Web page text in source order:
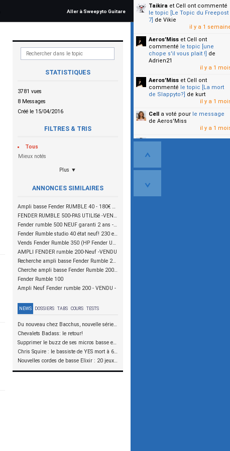
Aller à Sweepyto Guitare
STATISTIQUES
3781 vues
8 Messages
Créé le 15/04/2016
FILTRES & TRIS
Tous
Mieux notés
Plus ▼
ANNONCES SIMILAIRES
Ampli basse Fender RUMBLE 40 - 180€ VENDU
FENDER RUMBLE 500-PAS UTILISé -VENDU -
Fender rumble 500 NEUF garanti 2 ans --VENDU
Fender Rumble studio 40 état neuf! 230 euros
Vends Fender Rumble 350 (HP Fender US) - [Rare]
AMPLI FENDER rumble 200-Neuf -VENDU
Recherche ampli basse Fender Rumble 200 ou 500
Cherche ampli basse Fender Rumble 200 ou 500
Fender Rumble 100
Ampli Neuf Fender rumble 200 - VENDU -
NEWS DOSSIERS TABS COURS TESTS
Du nouveau chez Bacchus, nouvelle série SCD
Chevalets Badass: le retour!
Supprimer le buzz de ses micros basse en reliant les aimants à la masse
Chris Squire : le bassiste de YES mort à 67 ans
Nouvelles cordes de basse Elixir : 20 jeux à tester !
Taikira et Cell ont commenté
le topic [Le Topic du Freepost
7] de Vikie
il y a 1
Aeros'Miss et Cell ont
commenté le topic [une
chope s'il vous plait !] de
Adrien21
il y a 1
Aeros'Miss et Cell ont
commenté le topic [La mort
de Slappyto?] de kurt
il y a 1
Cell a voté pour le message
de Aeros'Miss
il y a 1
Cella voté pourle message